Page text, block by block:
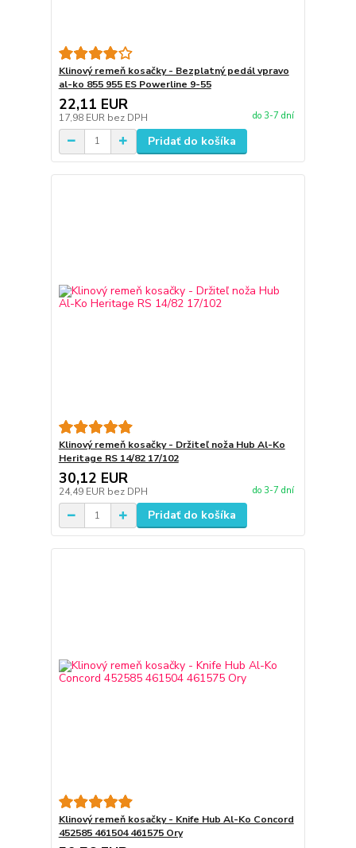
Klinový remeň kosačky - Bezplatný pedál vpravo
al-ko 855 955 ES Powerline 9-55
22,11 EUR
17,98 EUR bez DPH do 3-7 dní
Pridať do košíka
Klinový remeň kosačky - Držiteľ noža Hub Al-Ko
Heritage RS 14/82 17/102
30,12 EUR
24,49 EUR bez DPH do 3-7 dní
Pridať do košíka
Klinový remeň kosačky - Knife Hub Al-Ko Concord
452585 461504 461575 Ory